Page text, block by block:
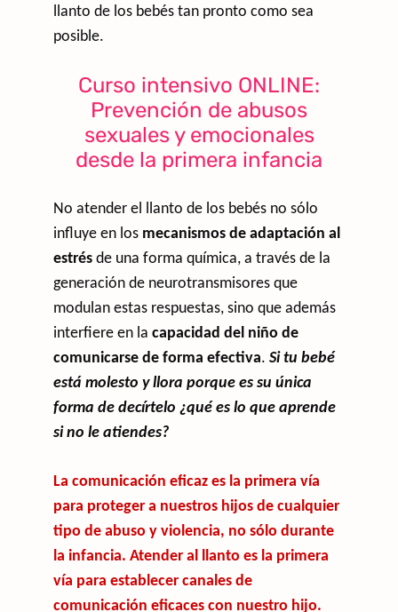
llanto de los bebés tan pronto como sea
posible.
Curso intensivo ONLINE:
Prevención de abusos
sexuales y emocionales
desde la primera infancia
No atender el llanto de los bebés no sólo
influye en los mecanismos de adaptación al
estrés de una forma química, a través de la
generación de neurotransmisores que
modulan estas respuestas, sino que además
interfiere en la capacidad del niño de
comunicarse de forma efectiva. Si tu bebé
está molesto y llora porque es su única
forma de decírtelo ¿qué es lo que aprende
si no le atiendes?
La comunicación eficaz es la primera vía
para proteger a nuestros hijos de cualquier
tipo de abuso y violencia, no sólo durante
la infancia. Atender al llanto es la primera
vía para establecer canales de
comunicación eficaces con nuestro hijo.